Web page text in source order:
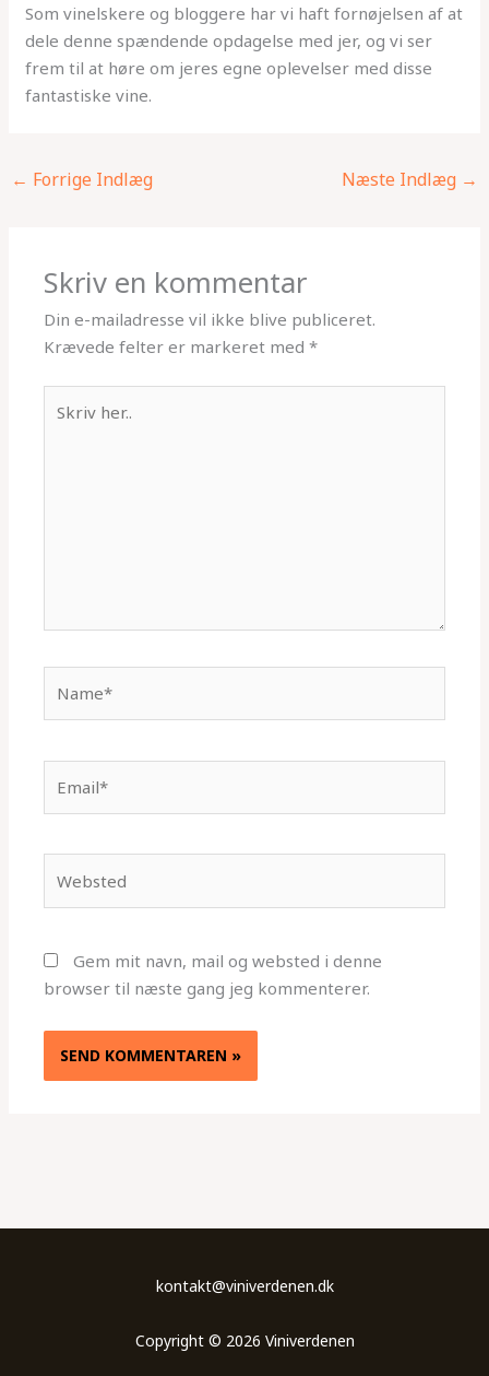
Som vinelskere og bloggere har vi haft fornøjelsen af at
dele denne spændende opdagelse med jer, og vi ser
frem til at høre om jeres egne oplevelser med disse
fantastiske vine.
← Forrige Indlæg Næste Indlæg →
Skriv en kommentar
Din e-mailadresse vil ikke blive publiceret.
Krævede felter er markeret med*
her..
Gem mit navn, mail og websted i denne
browser til næste gang jeg kommenterer.
kontakt@viniverdenen.dk
Copyright © 2026 Viniverdenen